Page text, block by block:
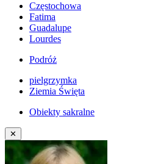
Częstochowa
Fatima
Guadalupe
Lourdes
Podróż
pielgrzymka
Ziemia Święta
Obiekty sakralne
✕